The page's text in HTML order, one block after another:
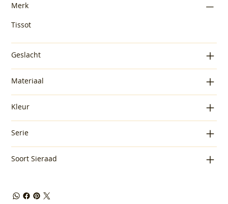
Merk
Tissot
Geslacht
Materiaal
Kleur
Serie
Soort Sieraad